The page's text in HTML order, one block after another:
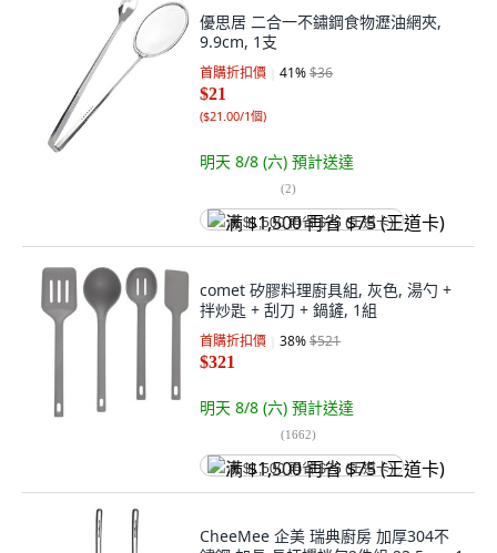
優思居 二合一不鏽鋼食物瀝油網夾,
9.9cm, 1支
首購折扣價 41%$36
$21
($21.00/1個)
明天 8/8 (六) 預計送達
(2)
满 $1,500 再省 $75 (王道卡)
comet 矽膠料理廚具組, 灰色, 湯勺 +
拌炒匙 + 刮刀 + 鍋鏟, 1組
首購折扣價 38%$521
$321
明天 8/8 (六) 預計送達
(1662)
满 $1,500 再省 $75 (王道卡)
CheeMee 企美 瑞典廚房 加厚304不